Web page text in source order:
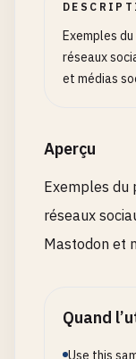
Exemples
réseaux
et médias
Aperçu
Exemples du
réseaux
Mastodon et
Quand
Use this